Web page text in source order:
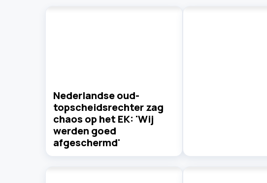
Nederlandse oud-
topscheidsrechter zag
chaos op het EK: 'Wij
werden goed
afgeschermd'